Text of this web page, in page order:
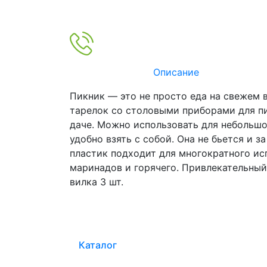
Описание
Пикник — это не просто еда на свежем
тарелок со столовыми приборами для
даче. Можно использовать для
удобно взять с собой. Она не бьется и
пластик подходит для многократного
маринадов и горячего.
вилка 3 шт.
Каталог